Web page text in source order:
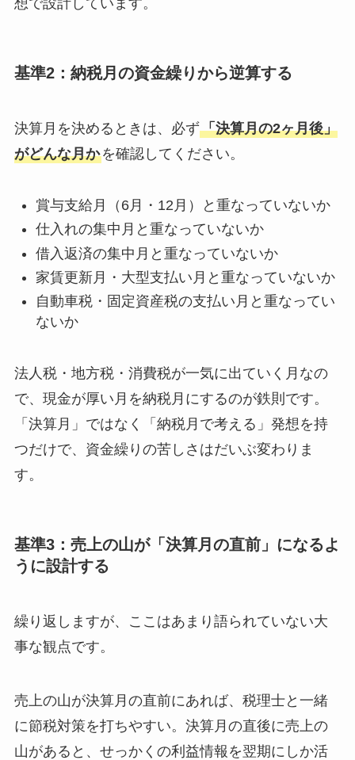
想で設計しています。
基準2：納税月の資金繰りから逆算する
決算月を決めるときは、必ず「決算月の2ヶ月後」
がどんな月かを確認してください。
賞与支給月（6月・12月）と重なっていないか
仕入れの集中月と重なっていないか
借入返済の集中月と重なっていないか
家賃更新月・大型支払い月と重なっていないか
自動車税・固定資産税の支払い月と重なってい
ないか
法人税・地方税・消費税が一気に出ていく月なの
で、現金が厚い月を納税月にするのが鉄則です。
「決算月」ではなく「納税月で考える」発想を持
つだけで、資金繰りの苦しさはだいぶ変わりま
す。
基準3：売上の山が「決算月の直前」になるよ
うに設計する
繰り返しますが、ここはあまり語られていない大
事な観点です。
売上の山が決算月の直前にあれば、税理士と一緒
に節税対策を打ちやすい。決算月の直後に売上の
山があると、せっかくの利益情報を翌期にしか活